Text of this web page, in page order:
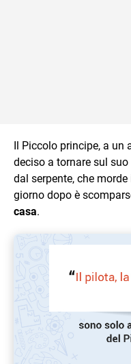
Il Piccolo principe, a un
deciso a tornare sul
dal serpente, che
giorno dopo è
casa.